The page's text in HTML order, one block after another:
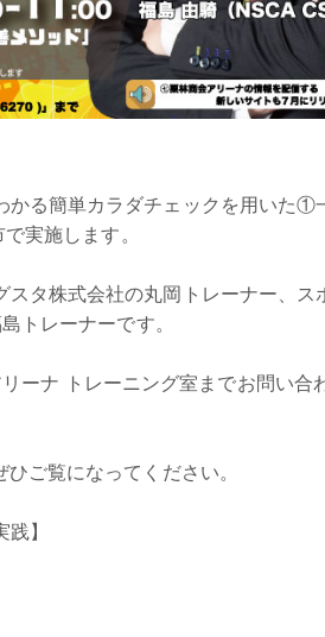
かる簡単カラダチェック を用いた①
実施します。
タ株式会社の丸岡トレーナー、ス
トレーナーです。
ーナ トレーニング室までお問い合
ご覧になってください。
】